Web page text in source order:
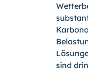
sind